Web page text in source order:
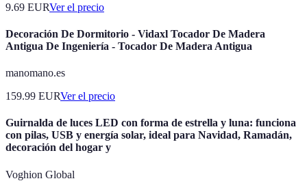
9.69 EURVer el precio
Decoración De Dormitorio - Vidaxl Tocador De Madera
Antigua De Ingeniería - Tocador De Madera Antigua
manomano.es
159.99 EURVer el precio
Guirnalda de luces LED con forma de estrella y luna: funciona
con pilas, USB y energía solar, ideal para Navidad, Ramadán,
decoración del hogar y
Voghion Global